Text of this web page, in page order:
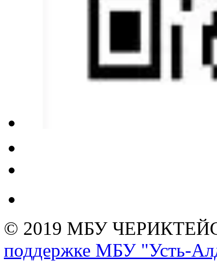
© 2019 МБУ
поддержке МБУ "Усть-